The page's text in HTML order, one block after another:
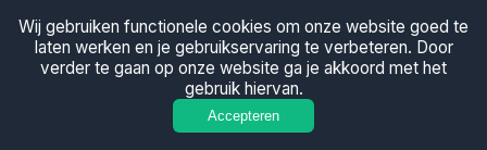
Wij gebruiken functionele cookies om onze website goed te
laten werken en je gebruikservaring te verbeteren. Door
verder te gaan op onze website ga je akkoord met het
gebruik hiervan.
Accepteren